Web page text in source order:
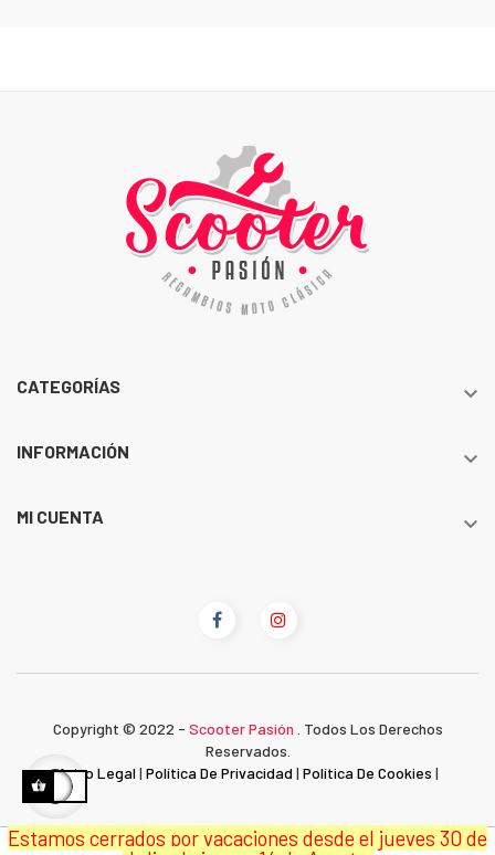
Estamos cerrados por vacaciones desde el jueves 30 de
CATEGORÍAS 
INFORMACIÓN 
MI CUENTA 
Copyright © 2022 - Scooter Pasión
. Todos Los Derechos
Reservados.
Aviso Legal| Política De Privacidad | Política De Cookies |